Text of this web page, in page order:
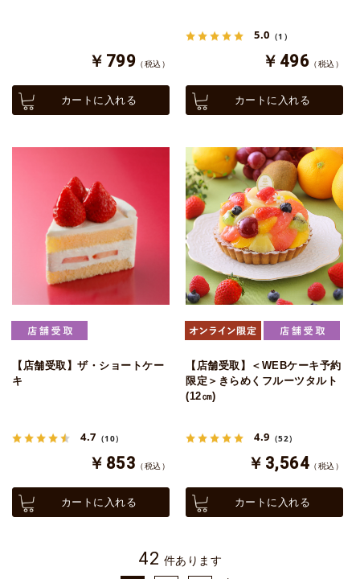
￥799 （税込）
カートに入れる
5.0 （1）
￥496 （税込）
カートに入れる
【店舗受取】ザ・ショートケー
キ
4.7 （10）
￥853 （税込）
カートに入れる
【店舗受取】＜WEBケーキ予約
限定＞きらめくフルーツタルト
(12㎝)
4.9 （52）
￥3,564 （税込）
カートに入れる
42 件あります